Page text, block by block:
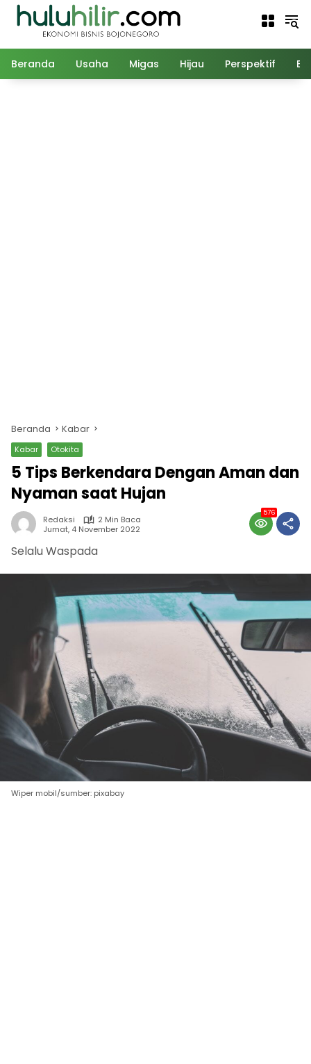
Langsung
Beranda Usaha Migas Hijau Perspektif
Beranda Kabar
Kabar Otokita
5 Tips Berkendara Dengan Aman dan
Nyaman saat Hujan
Redaksi
2 Min Baca
Jumat, 4 November 2022
576
Selalu Waspada
Wiper mobil/sumber: pixabay